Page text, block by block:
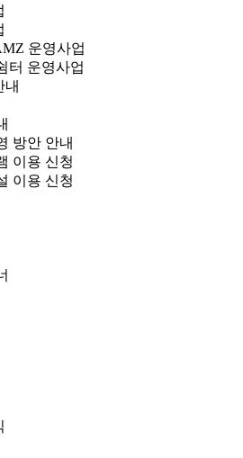
운영사업
터 운영사업
내
방안 안내
이용 신청
이용 신청